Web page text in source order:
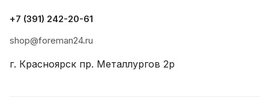
+7 (391) 242-20-61
shop@foreman24.ru
г. Красноярск пр. Металлургов 2р